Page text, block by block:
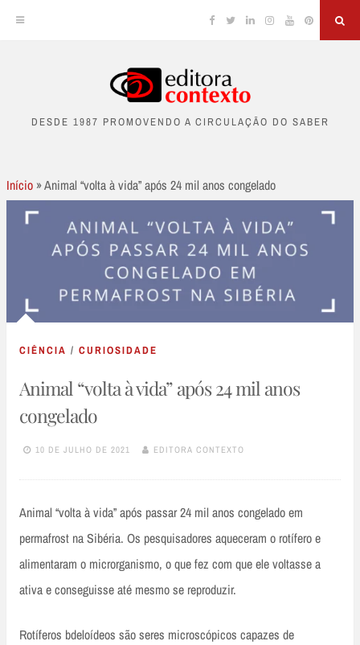
content
Facebook
TwitterLinkedinInstagram
YouTubePinterest
DESDE 1987 PROMOVENDO A CIRCULAÇÃO DO SABER
Início »Animal “volta à vida” após 24 mil anos congelado
CIÊNCIA / CURIOSIDADE
Animal “volta à vida” após 24 mil anos
congelado
10 DE JULHO DE 2021 EDITORA CONTEXTO
Animal “volta à vida” após passar 24 mil anos congelado em
permafrost na Sibéria. Os pesquisadores aqueceram o rotífero e
alimentaram o microrganismo, o que fez com que ele voltasse a
ativa e conseguisse até mesmo se reproduzir.
Rotíferos bdeloídeos são seres microscópicos capazes de